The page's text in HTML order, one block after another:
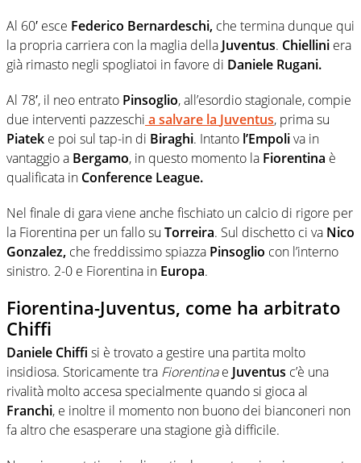
Al 60′ esce Federico Bernardeschi, che termina dunque qui
la propria carriera con la maglia della Juventus. Chiellini era
già rimasto negli spogliatoi in favore di Daniele Rugani.
Al 78′, il neo entrato Pinsoglio, all’esordio stagionale, compie
due interventi pazzeschi a salvare la Juventus, prima su
Piatek e poi sul tap-in di Biraghi. Intanto l’Empoliva in
vantaggio a Bergamo, in questo momento la Fiorentina è
qualificata in Conference League.
Nel finale di gara viene anche fischiato un calcio di rigore per
la Fiorentina per un fallo su Torreira. Sul dischetto ci va Nico
Gonzalez, che freddissimo spiazza Pinsoglio con l’interno
sinistro. 2-0 e Fiorentina in Europa.
Fiorentina-Juventus, come ha arbitrato
Chiffi
Daniele Chiffi si è trovato a gestire una partita molto
insidiosa. Storicamente tra Fiorentinae Juventus c’è una
rivalità molto accesa specialmente quando si gioca al
Franchi, e inoltre il momento non buono dei bianconeri non
fa altro che esasperare una stagione già difficile.